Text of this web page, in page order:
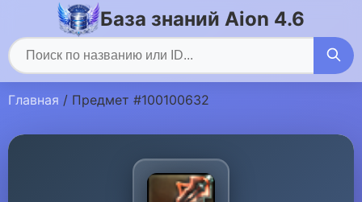
База знаний Aion 4.6
Главная / Предмет #100100632